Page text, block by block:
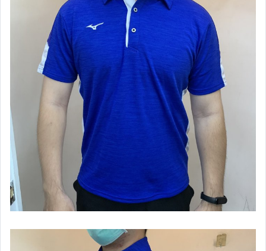
【組合】壘球棒組合
【ANGO籃球.足球.排球用品區】
【泳具】兒童專區
【泳具】男款四角泳褲
【泳具】男款及膝泳褲
【泳具】女款泳衣
【泳具】泳鏡,泳帽,其它
【拖鞋】夏天必備
【中華隊限量商品】
【日本進口區】Mizuno